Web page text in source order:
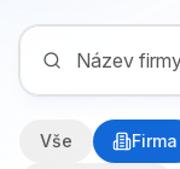
Vše Firma